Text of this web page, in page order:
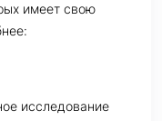
имеет свою
исследование